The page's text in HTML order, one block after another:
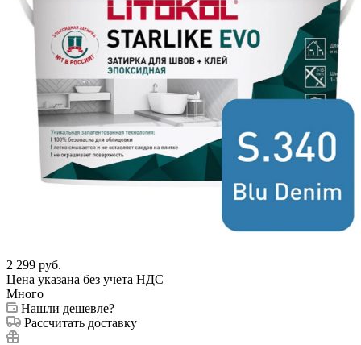
2 299 руб.
Цена указана без учета НДС
Много
Нашли дешевле?
Рассчитать доставку